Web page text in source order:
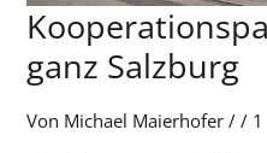
ganz Salzburg
Von Michael Maierhofer//
Kooperationspartner
so
shakt